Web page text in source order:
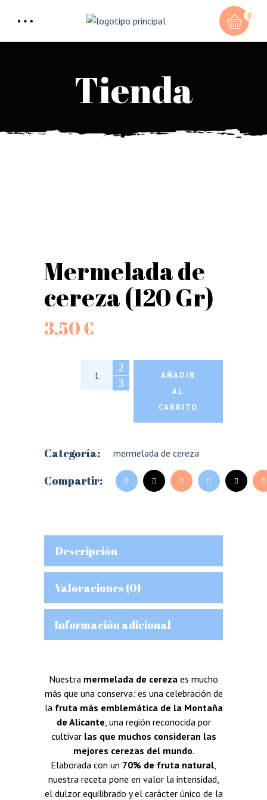
0
Tienda
Mermelada de
cereza (120 Gr)
3,50€
Mermelada de cereza (120 Gr)
AÑADIR
AL
CARRITO
Categoría: mermelada de cereza
Compartir:
Descripción
Valoraciones (0)
Información adicional
Nuestra mermelada de cereza es mucho
más que una conserva: es una celebración de
la fruta más emblemática de la Montaña
de Alicante, una región reconocida por
cultivar las que muchos consideran las
mejores cerezas del mundo.
Elaborada con un 70% de fruta natural,
nuestra receta pone en valor la intensidad,
el dulzor equilibrado y el carácter único de la